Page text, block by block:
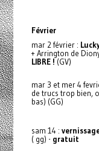
Février
mar 2 février :
+ Arrington de
LIBRE ! (GV)
mar 3 et mer 4
de trucs trop bien,
bas) (GG)
sam 14 :
( gg) -gratuit